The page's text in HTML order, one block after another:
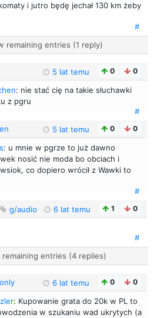
i jutro będę jechał 130 km żeby
#
remaining entries (1 reply)
5 lat temu 0 0
: nie stać cię na takie słuchawki
z pgru
#
5 lat temu 0 0
: u mnie w pgrze to już dawno
nosić nie moda bo obciach i
co dopiero wrócił z Wawki to
#
g/audio 6 lat temu 1 0
#
remaining entries (4 replies)
6 lat temu 0 0
: Kupowanie grata do 20k w PL to
w szukaniu wad ukrytych (a